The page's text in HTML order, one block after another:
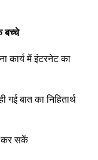
बच्चे
कार्य में इंटरनेट का
बात का निहितार्थ
कर सकें